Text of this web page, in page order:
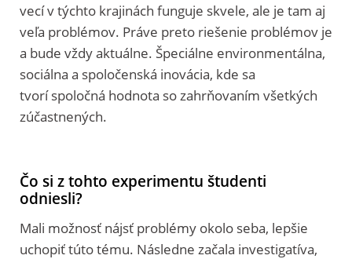
vecí v týchto krajinách funguje skvele, ale je tam aj
veľa problémov. Práve preto riešenie problémov je
a bude vždy aktuálne. Špeciálne environmentálna,
sociálna a spoločenská inovácia, kde sa
tvorí spoločná hodnota so zahrňovaním všetkých
zúčastnených.
Čo si z tohto experimentu študenti
odniesli?
Mali možnosť nájsť problémy okolo seba, lepšie
uchopiť túto tému. Následne začala investigatíva,